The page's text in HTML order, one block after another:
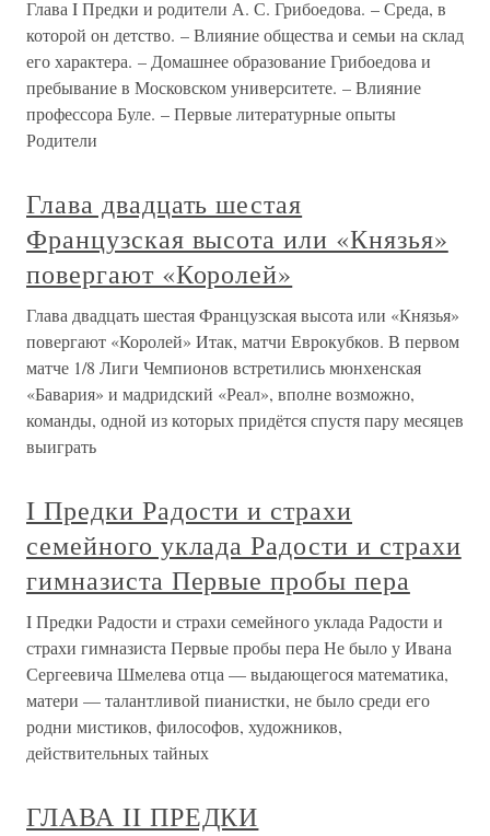
Глава I Предки и родители А. С. Грибоедова. – Среда, в
которой он детство. – Влияние общества и семьи на склад
его характера. – Домашнее образование Грибоедова и
пребывание в Московском университете. – Влияние
профессора Буле. – Первые литературные опыты
Родители
Глава двадцать шестая
Французская высота или «Князья»
повергают «Королей»
Глава двадцать шестая Французская высота или «Князья»
повергают «Королей» Итак, матчи Еврокубков. В первом
матче 1/8 Лиги Чемпионов встретились мюнхенская
«Бавария» и мадридский «Реал», вполне возможно,
команды, одной из которых придётся спустя пару месяцев
выиграть
I Предки Радости и страхи
семейного уклада Радости и страхи
гимназиста Первые пробы пера
I Предки Радости и страхи семейного уклада Радости и
страхи гимназиста Первые пробы пера Не было у Ивана
Сергеевича Шмелева отца — выдающегося математика,
матери — талантливой пианистки, не было среди его
родни мистиков, философов, художников,
действительных тайных
ГЛАВА II ПРЕДКИ